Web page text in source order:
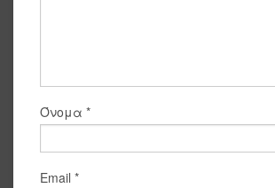
Όνομα *
Email *